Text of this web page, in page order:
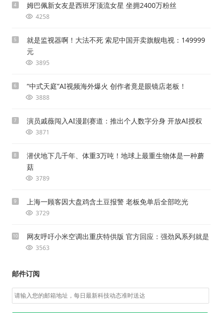
4 姆巴佩新女友是西班牙顶流女星 坐拥2400万粉丝
4258
5
就是监视器啊！大法不死 索尼中国开卖旗舰电视：149999
元
3895
6 “中式天庭”AI视频海外爆火 创作者竟是眼镜店老板！
3888
7 演员戚薇闯入AI漫剧赛道：推出个人数字分身 开放AI授权
3871
8
潜伏地下几千年、体重3万吨！地球上最重生物体是一种蘑
菇
3789
9 上海一顾客因大盘鸡含土豆报警 老板免单后全部吃光
3729
10 网友呼吁小米空调出重庆特供版 官方回应：强劲风系列就是
3563
邮件订阅